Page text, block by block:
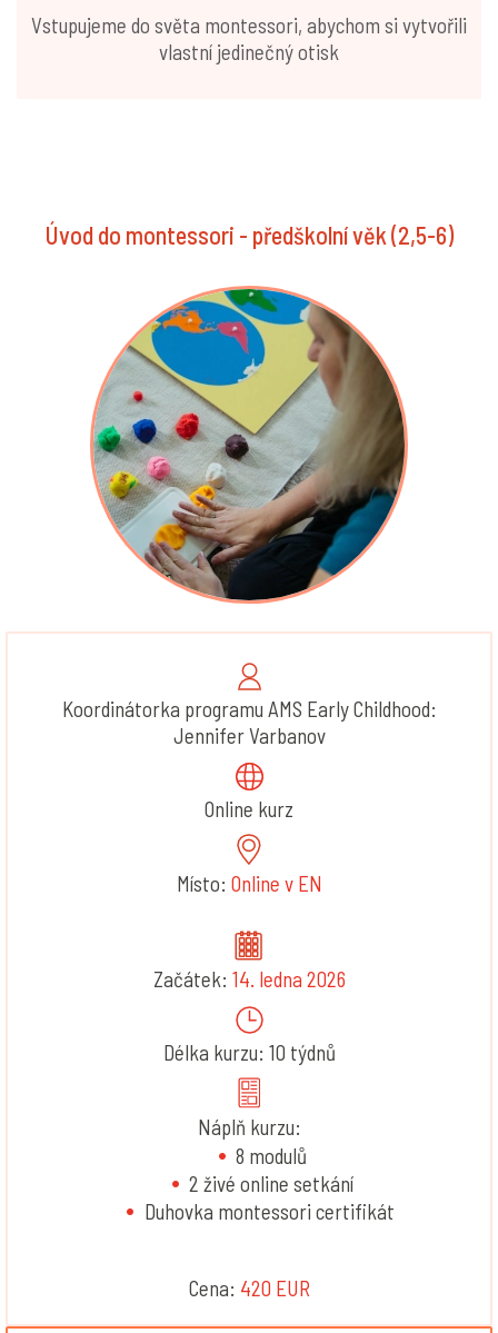
Vstupujeme do světa montessori, abychom si vytvořili
vlastní jedinečný otisk
Úvod do montessori - předškolní věk (2,5-6)
Koordinátorka programu AMS Early Childhood:
Jennifer Varbanov
Online kurz
Místo: Online v EN
Začátek: 14. ledna 2026
Délka kurzu: 10 týdnů
Náplň kurzu:
8 modulů
2 živé online setkání
Duhovka montessori certifikát
Cena: 420 EUR